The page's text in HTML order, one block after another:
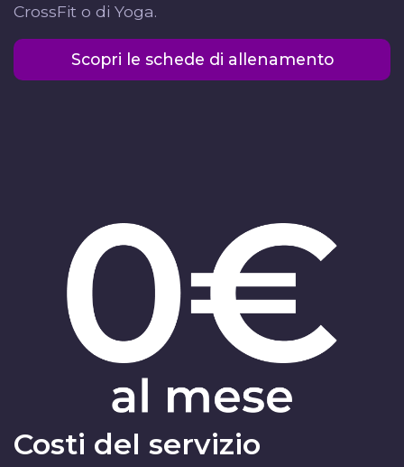
CrossFit o di Yoga.
Scopri le schede di allenamento
Costi del servizio